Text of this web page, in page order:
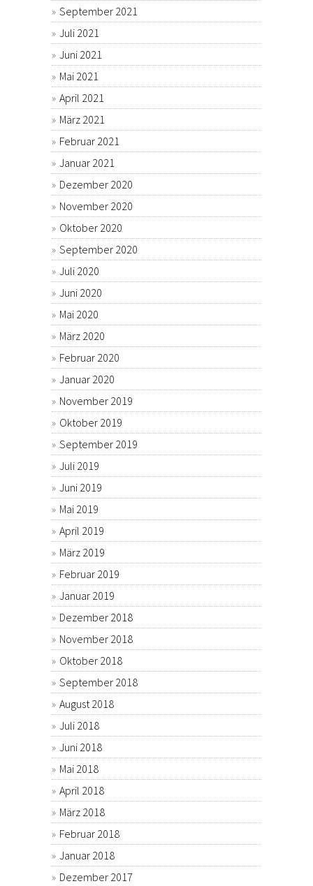
September 2021
Juli 2021
Juni 2021
Mai 2021
April 2021
März 2021
Februar 2021
Januar 2021
Dezember 2020
November 2020
Oktober 2020
September 2020
Juli 2020
Juni 2020
Mai 2020
März 2020
Februar 2020
Januar 2020
November 2019
Oktober 2019
September 2019
Juli 2019
Juni 2019
Mai 2019
April 2019
März 2019
Februar 2019
Januar 2019
Dezember 2018
November 2018
Oktober 2018
September 2018
August 2018
Juli 2018
Juni 2018
Mai 2018
April 2018
März 2018
Februar 2018
Januar 2018
Dezember 2017